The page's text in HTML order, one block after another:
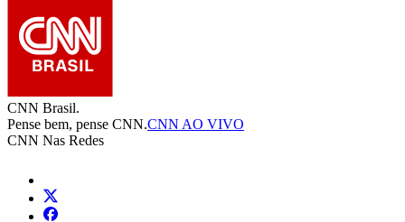
CNN Brasil.
Pense bem, pense CNN.CNN AO VIVO
CNN Nas Redes